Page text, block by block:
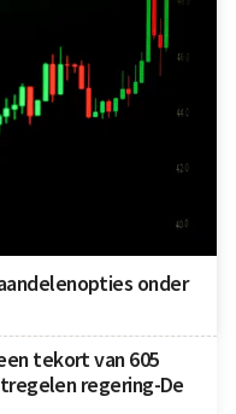
onder
tekort van 605
regering-De